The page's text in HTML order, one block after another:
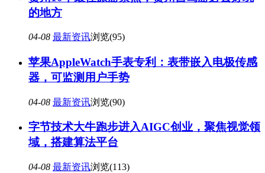
的地方
04-08 最新资讯浏览(95)
苹果AppleWatch手表专利：表带嵌入电极传感
器，可监测用户手势
04-08 最新资讯浏览(90)
字节技术大牛跑步进入AIGC创业，聚焦视觉领
域，搭建算法平台
04-08 最新资讯浏览(113)